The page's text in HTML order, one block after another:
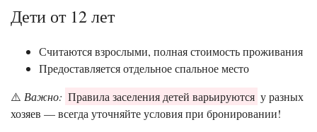
Дети от 12 лет
Считаются взрослыми, полная стоимость проживания
Предоставляется отдельное спальное место
⚠️ Важно: Правила заселения детей варьируются у разных
хозяев — всегда уточняйте условия при бронировании!